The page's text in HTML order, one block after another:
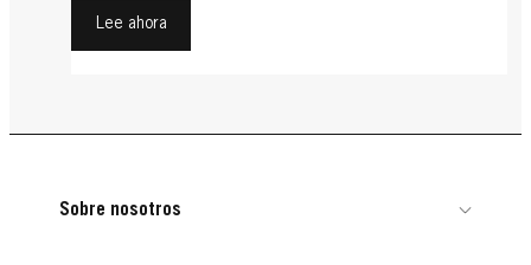
Lee ahora
Sobre nosotros